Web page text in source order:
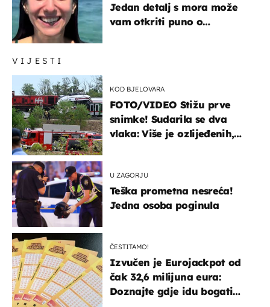
VIJESTI
KOD BJELOVARA
FOTO/VIDEO Stižu prve
snimke! Sudarila se dva
vlaka: Više je ozlijeđenih,
U ZAGORJU
Teška prometna nesreća!
Jedna osoba poginula
ČESTITAMO!
Izvučen je Eurojackpot od
čak 32,6 milijuna eura:
Doznajte gdje idu bogati
Jedan detalj s mora može
vam otkriti puno o